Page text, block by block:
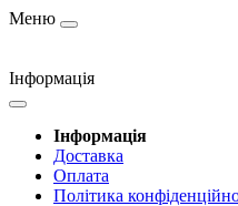
Меню
Інформація
Інформація
Доставка
Оплата
Політика